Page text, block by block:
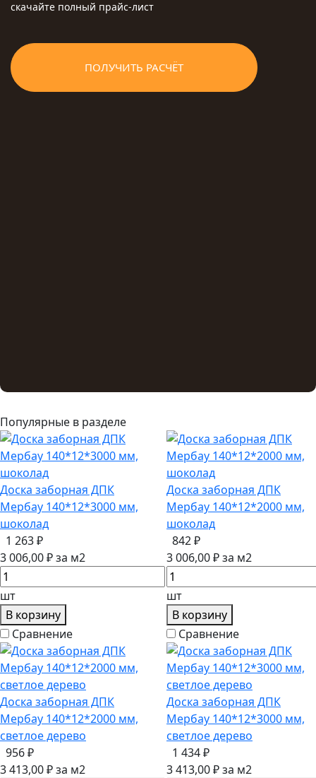
скачайте полный прайс-лист
ПОЛУЧИТЬ РАСЧЁТ
Популярные в разделе
Доска заборная ДПК
Мербау 140*12*3000 мм,
шоколад
1 263 ₽
3 006,00 ₽ за м2
шт
В корзину
Сравнение
Доска заборная ДПК
Мербау 140*12*2000 мм,
шоколад
842 ₽
3 006,00 ₽ за м2
шт
В корзину
Сравнение
Доска заборная ДПК
Мербау 140*12*2000 мм,
светлое дерево
956 ₽
3 413,00 ₽ за м2
Доска заборная ДПК
Мербау 140*12*3000 мм,
светлое дерево
1 434 ₽
3 413,00 ₽ за м2